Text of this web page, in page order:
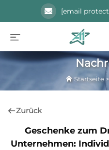
[email
Startseite >
Zurück
Geschenke zum
Unternehmen: